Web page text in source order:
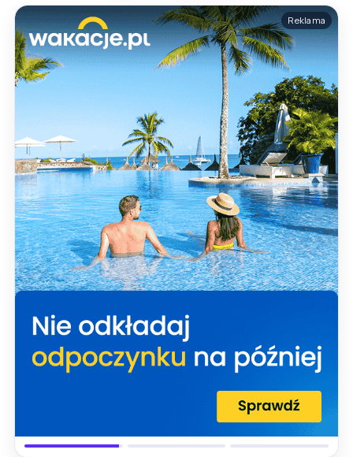
Reklama